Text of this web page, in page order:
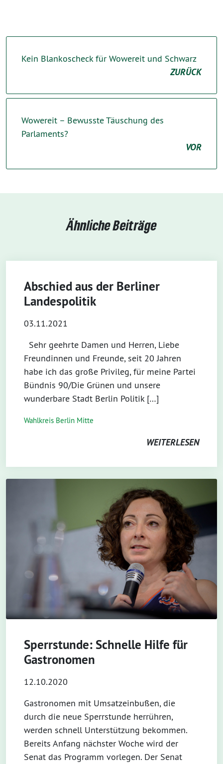
Kein Blankoscheck für Wowereit und Schwarz
ZURÜCK
Wowereit – Bewusste Täuschung des
Parlaments?
VOR
Ähnliche Beiträge
Abschied aus der Berliner
Landespolitik
03.11.2021
Sehr geehrte Damen und Herren, Liebe
Freundinnen und Freunde, seit 20 Jahren
habe ich das große Privileg, für meine Partei
Bündnis 90/Die Grünen und unsere
wunderbare Stadt Berlin Politik […]
Wahlkreis Berlin Mitte
WEITERLESEN
Sperrstunde: Schnelle Hilfe für
Gastronomen
12.10.2020
Gastronomen mit Umsatzeinbußen, die
durch die neue Sperrstunde herrühren,
werden schnell Unterstützung bekommen.
Bereits Anfang nächster Woche wird der
Senat das Programm vorlegen. Der Senat